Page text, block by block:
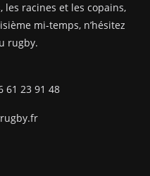
les racines et les copains,
mi-temps, n’hésitez
rugby.
23 91 48